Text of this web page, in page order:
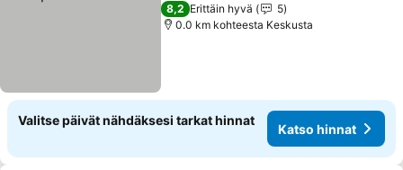
8,2 Erittäin hyvä
5
0.0 km kohteesta Keskusta
Valitse päivät nähdäksesi tarkat hinnat
Katso hinnat